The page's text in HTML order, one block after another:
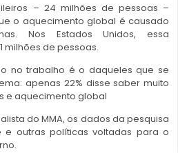
– 24 milhões de pessoas –
o aquecimento global é causado
Nos Estados Unidos, essa
milhões de pessoas.
no trabalho é o daqueles que se
apenas 22% disse saber muito
e aquecimento global
do MMA, os dados da pesquisa
e outras políticas voltadas para o